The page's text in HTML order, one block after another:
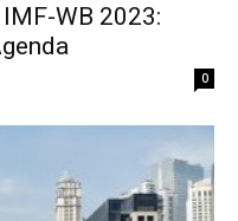
WB 2023:
0